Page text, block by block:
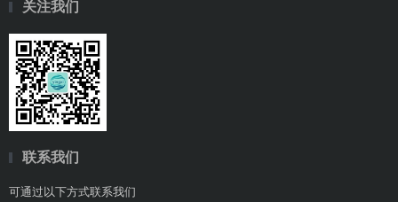
关注我们
联系我们
可通过以下方式联系我们